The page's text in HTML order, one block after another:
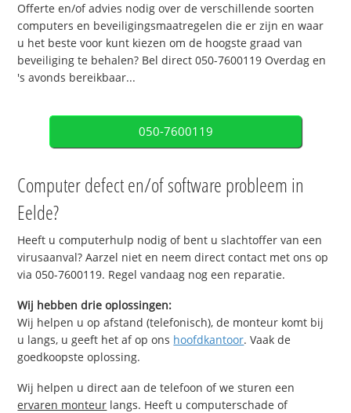
Offerte en/of advies nodig over de verschillende soorten
computers en beveiligingsmaatregelen die er zijn en waar
u het beste voor kunt kiezen om de hoogste graad van
beveiliging te behalen? Bel direct 050-7600119 Overdag en
's avonds bereikbaar...
050-7600119
Computer defect en/of software probleem in
Eelde?
Heeft u computerhulp nodig of bent u slachtoffer van een
virusaanval? Aarzel niet en neem direct contact met ons op
via 050-7600119. Regel vandaag nog een reparatie.
Wij hebben drie oplossingen:
Wij helpen u op afstand (telefonisch), de monteur komt bij
u langs, u geeft het af op ons hoofdkantoor. Vaak de
goedkoopste oplossing.
Wij helpen u direct aan de telefoon of we sturen een
ervaren monteur langs. Heeft u computerschade of